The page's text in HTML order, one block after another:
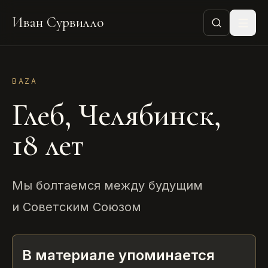
Иван Сурвилло
BAZA
Глеб, Челябинск,
18 лет
Мы болтаемся между будущим
и Советским Союзом
В материале упоминается